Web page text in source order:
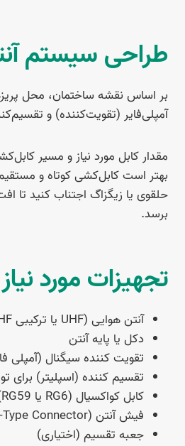
طراحی سیستم
بر اساس نقشه ساختمان، محل
آمپلی‌فایر (تقویت‌کننده) و
مقدار کابل مورد نیاز و مسیر
بهتر است کابل‌کشی کوتاه و
حلقوی یا زیگزاگ اجتناب کنید تا
برسد.
تجهیزات مورد نیاز
آنتن هوایی (UHF یا ترکیبی UHF/VHF)
دکل یا پایه آنتن
تقویت کننده سیگنال (آمپلی
تقسیم کننده (اسپلیتر) برای
کابل کواکسیال (RG6 یا RG59)
فیش آنتن (F-Type Connector)
جعبه تقسیم (اختیاری)